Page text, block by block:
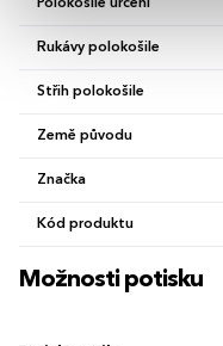
Polokošile určení
Rukávy polokošile
Střih polokošile
Země původu
Značka
Kód produktu
Možnosti potisku